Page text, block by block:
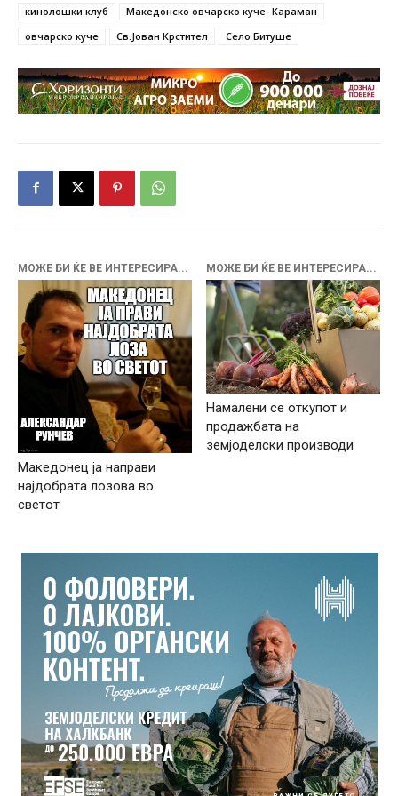
кинолошки клуб
Македонско овчарско куче- Караман
овчарско куче
Св.Јован Крстител Село Битуше
МОЖЕ БИ ЌЕ ВЕ ИНТЕРЕСИРА...
Македонец ја направи
најдобрата лозова во
светот
МОЖЕ БИ ЌЕ ВЕ ИНТЕРЕСИРА...
Намалени се откупот и
продажбата на
земјоделски производи